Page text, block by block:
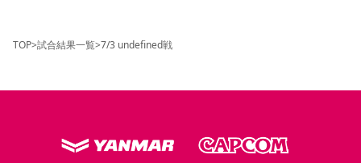
TOP>試合結果一覧>7/3 undefined戦